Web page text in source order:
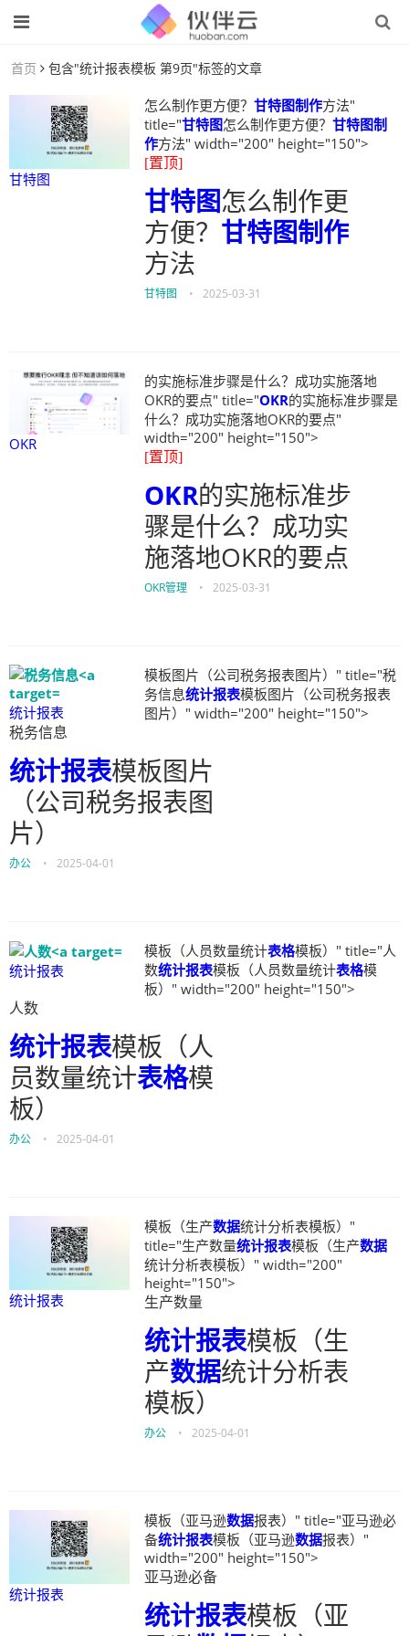
首页 包含"统计报表模板 第9页"标签的文章
甘特图
怎么制作更方便？ 甘特图制作方法"
title="甘特图怎么制作更方便？ 甘特图制
作方法" width="200" height="150">
[置顶]
甘特图怎么制作更
方便？ 甘特图制作
方法
甘特图 • 2025-03-31
OKR
的实施标准步骤是什么？成功实施落地
OKR的要点" title="OKR的实施标准步骤是
什么？成功实施落地OKR的要点"
width="200" height="150">
[置顶]
OKR的实施标准步
骤是什么？成功实
施落地OKR的要点
OKR管理 • 2025-03-31
统计报表
模板图片（公司税务报表图片）" title="税
务信息统计报表模板图片（公司税务报表
图片）" width="200" height="150">
税务信息
统计报表模板图片
（公司税务报表图
片）
办公 • 2025-04-01
统计报表
模板（人员数量统计表格模板）" title="人
数统计报表模板（人员数量统计表格模
板）" width="200" height="150">
人数
统计报表模板（人
员数量统计表格模
板）
办公 • 2025-04-01
统计报表
模板（生产数据统计分析表模板）"
title="生产数量统计报表模板（生产数据
统计分析表模板）" width="200"
height="150">
生产数量
统计报表模板（生
产数据统计分析表
模板）
办公 • 2025-04-01
统计报表
模板（亚马逊数据报表）" title="亚马逊必
备统计报表模板（亚马逊数据报表）"
width="200" height="150">
亚马逊必备
统计报表模板（亚